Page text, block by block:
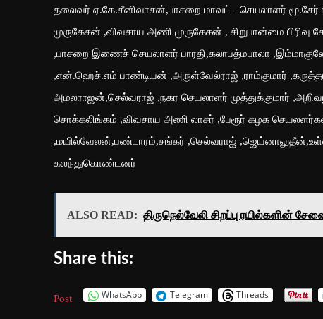
தலைவர் ஏ.கே.சீனிவாசன்,பாசறை மாவட்ட செயலாளர்
முருகேசன் ,விவசாய அணி முருகேசன் , சிறுபான்மை பிரிவு
,பாசறை இணைச் செயலாளர் பாரதி,கலாபத்மபாலா
,என்.ஹெச்.எம் பாண்டியன் ,அருள்வேல்ராஜ் ,ராம்குமார்
அமலராஜன்,செல்வராஜ் ,நகர செயலாளர் முத்துக்குமார்
சொக்கலிங்கம் ,விவசாய அணி லாசர் ,பேரூர் கழக
,மயில்வேலன்,பண்டாரம்,சங்கர் ,செல்வராஜ்
கலந்துகொண்டனர்
ALSO READ: திருநெல்வேலி சிறப்பு ரயில்களின் சேவை
Share this:
Post WhatsApp Telegram Threads